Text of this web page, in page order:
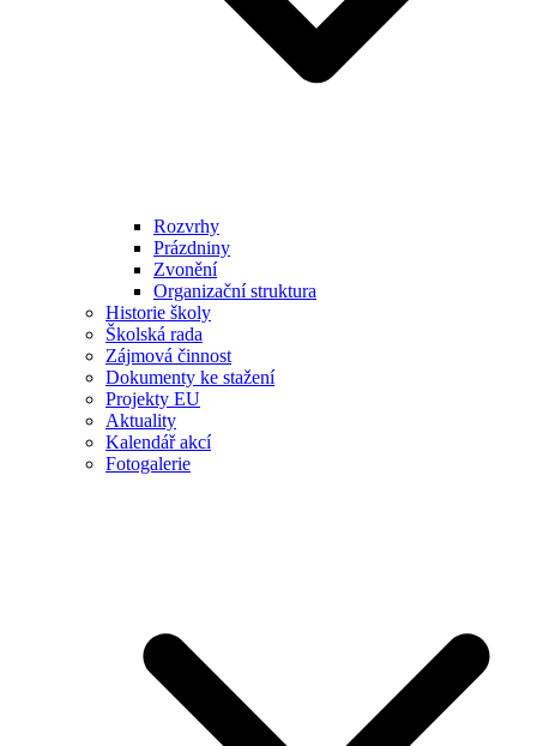
Rozvrhy
Prázdniny
Zvonění
Organizační struktura
Historie školy
Školská rada
Zájmová činnost
Dokumenty ke stažení
Projekty EU
Aktuality
Kalendář akcí
Fotogalerie